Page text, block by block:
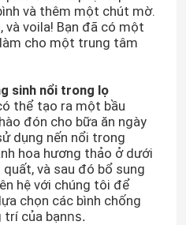
và thêm một chút mờ.
và voila! Bạn đã có một
cho một trung tâm
sinh nổi trong lọ
thể tạo ra một bầu
đón cho bữa ăn ngày
dụng nến nổi trong
hoa hương thảo ở dưới
và sau đó bổ sung
hệ với chúng tôi để
chọn các bình chống
trí của bạnns.